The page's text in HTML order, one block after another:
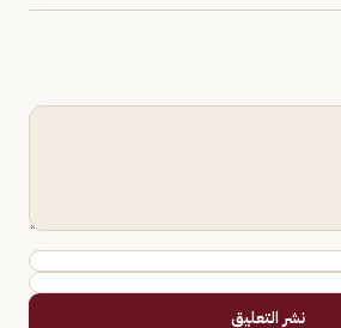
نشر التعليق